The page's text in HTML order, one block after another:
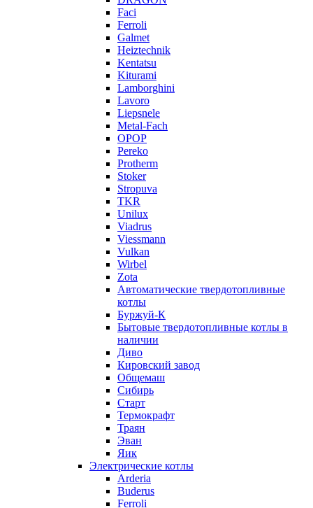
Faci
Ferroli
Galmet
Heiztechnik
Kentatsu
Kiturami
Lamborghini
Lavoro
Liepsnele
Metal-Fach
OPOP
Pereko
Protherm
Stoker
Stropuva
TKR
Unilux
Viadrus
Viessmann
Vulkan
Wirbel
Zota
Автоматические твердотопливные
котлы
Буржуй-К
Бытовые твердотопливные котлы в
наличии
Диво
Кировский завод
Общемаш
Сибирь
Старт
Термокрафт
Траян
Эван
Яик
Электрические котлы
Arderia
Buderus
Ferroli